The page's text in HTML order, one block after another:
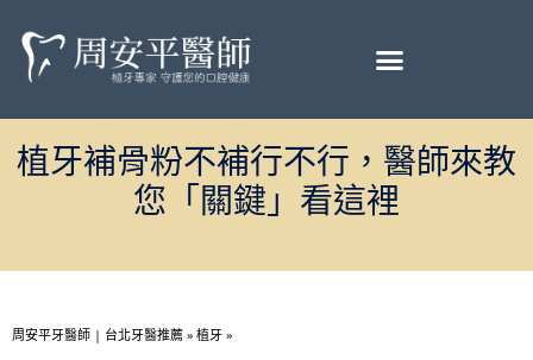
植牙補骨粉不補行不行，醫師來教
您「關鍵」看這裡
周安平牙醫師 | 台北牙醫推薦 » 植牙 »